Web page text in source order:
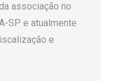
associação no
SP e atualmente
e